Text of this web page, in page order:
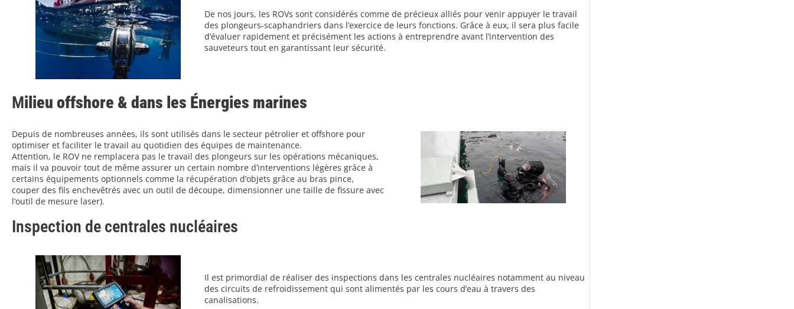
De nos jours, les ROVs sont considérés comme de précieux alliés pour venir appuyer le travail
des plongeurs-scaphandriers dans l’exercice de leurs fonctions. Grâce à eux, il sera plus facile
d’évaluer rapidement et précisément les actions à entreprendre avant l’intervention des
sauveteurs tout en garantissant leur sécurité.
Milieu offshore & dans les Énergies marines
Depuis de nombreuses années, ils sont utilisés dans le secteur pétrolier et offshore pour
optimiser et faciliter le travail au quotidien des équipes de maintenance.
Attention, le ROV ne remplacera pas le travail des plongeurs sur les opérations mécaniques,
mais il va pouvoir tout de même assurer un certain nombre d’interventions légères grâce à
certains équipements optionnels comme la récupération d’objets grâce au bras pince,
couper des fils enchevêtrés avec un outil de découpe, dimensionner une taille de fissure avec
l’outil de mesure laser).
Inspection de centrales nucléaires
Il est primordial de réaliser des inspections dans les centrales nucléaires notamment au niveau
des circuits de refroidissement qui sont alimentés par les cours d’eau à travers des
canalisations.